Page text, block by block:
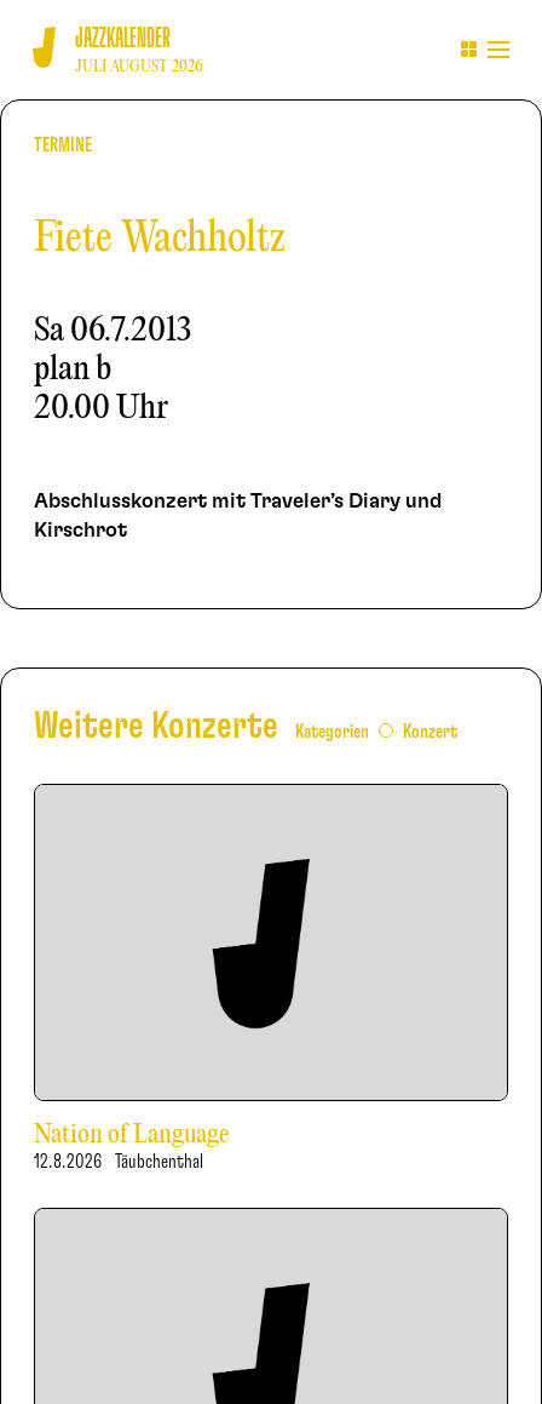
JAZZKALENDER
JULI AUGUST 2026
TERMINE
Fiete Wachholtz
Sa06.7.2013
plan b
20.00 Uhr
Abschlusskonzert mit Traveler’s Diary und
Kirschrot
Weitere Konzerte Kategorien Konzert
Nation of Language
12.8.2026 Täubchenthal